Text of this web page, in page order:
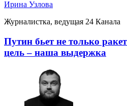
Ирина Узлова
Журналистка, ведущая 24 Канала
Путин бьет не только
цель – наша выдержка